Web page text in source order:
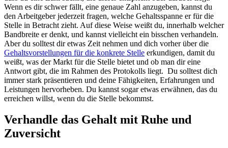
Wenn es dir schwer fällt, eine genaue Zahl anzugeben, kannst du
den Arbeitgeber jederzeit fragen, welche Gehaltsspanne er für die
Stelle in Betracht zieht. Auf diese Weise weißt du, innerhalb welcher
Bandbreite er denkt, und kannst vielleicht ein bisschen verhandeln.
Aber du solltest dir etwas Zeit nehmen und dich vorher über die
Gehaltsvorstellungen für die konkrete Stelle erkundigen, damit du
weißt, was der Markt für die Stelle bietet und ob man dir eine
Antwort gibt, die im Rahmen des Protokolls liegt. Du solltest dich
immer stark präsentieren und deine Fähigkeiten, Erfahrungen und
Leistungen hervorheben. Du kannst sogar etwas erwähnen, das du
erreichen willst, wenn du die Stelle bekommst.
Verhandle das Gehalt mit Ruhe und
Zuversicht